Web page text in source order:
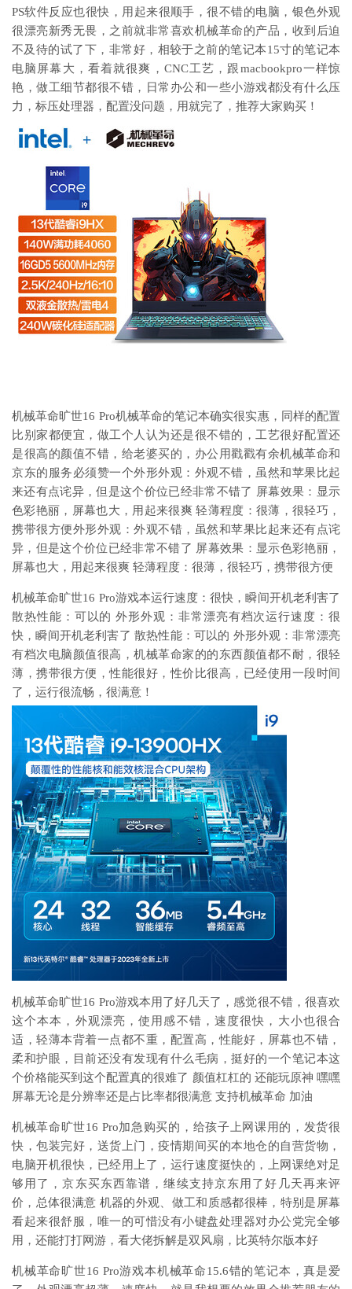
PS软件反应也很快，用起来很顺手，很不错的电脑，银色外观
很漂亮新秀无畏，之前就非常喜欢机械革命的产品，收到后迫
不及待的试了下，非常好，相较于之前的笔记本15寸的笔记本
电脑屏幕大，看着就很爽，CNC工艺，跟macbookpro一样惊
艳，做工细节都很不错，日常办公和一些小游戏都没有什么压
力，标压处理器，配置没问题，用就完了，推荐大家购买！
机械革命旷世16 Pro机械革命的笔记本确实很实惠，同样的配置
比别家都便宜，做工个人认为还是很不错的，工艺很好配置还
是很高的颜值不错，给老婆买的，办公用戳戳有余机械革命和
京东的服务必须赞一个外形外观：外观不错，虽然和苹果比起
来还有点诧异，但是这个价位已经非常不错了 屏幕效果：显示
色彩艳丽，屏幕也大，用起来很爽 轻薄程度：很薄，很轻巧，
携带很方便外形外观：外观不错，虽然和苹果比起来还有点诧
异，但是这个价位已经非常不错了 屏幕效果：显示色彩艳丽，
屏幕也大，用起来很爽 轻薄程度：很薄，很轻巧，携带很方便
机械革命旷世16 Pro游戏本运行速度：很快，瞬间开机老利害了
散热性能：可以的 外形外观：非常漂亮有档次运行速度：很
快，瞬间开机老利害了 散热性能：可以的 外形外观：非常漂亮
有档次电脑颜值很高，机械革命家的的东西颜值都不耐，很轻
薄，携带很方便，性能很好，性价比很高，已经使用一段时间
了，运行很流畅，很满意！
机械革命旷世16 Pro游戏本用了好几天了，感觉很不错，很喜欢
这个本本，外观漂亮，使用感不错，速度很快，大小也很合
适，轻薄本背着一点都不重，配置高，性能好，屏幕也不错，
柔和护眼，目前还没有发现有什么毛病，挺好的一个笔记本这
个价格能买到这个配置真的很难了 颜值杠杠的 还能玩原神 嘿嘿
屏幕无论是分辨率还是占比率都很满意 支持机械革命 加油
机械革命旷世16 Pro加急购买的，给孩子上网课用的，发货很
快，包装完好，送货上门，疫情期间买的本地仓的自营货物，
电脑开机很快，已经用上了，运行速度挺快的，上网课绝对足
够用了，京东买东西靠谱，继续支持京东用了好几天再来评
价，总体很满意 机器的外观、做工和质感都很棒，特别是屏幕
看起来很舒服，唯一的可惜没有小键盘处理器对办公党完全够
用，还能打打网游，看大佬拆解是双风扇，比英特尔版本好
机械革命旷世16 Pro游戏本机械革命15.6错的笔记本，真是爱